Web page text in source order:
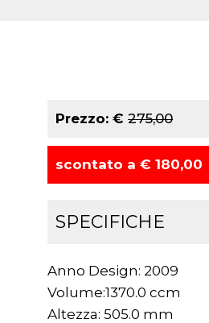
Prezzo: €275,00
scontato a € 180,00
SPECIFICHE
Anno Design: 2009
Volume:1370.0 ccm
Altezza: 505.0 mm